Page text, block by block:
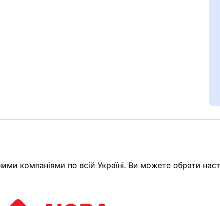
товарів.
зв’яжеться з
найближчим часом
компаніями по всій Україні. Ви можете обрати